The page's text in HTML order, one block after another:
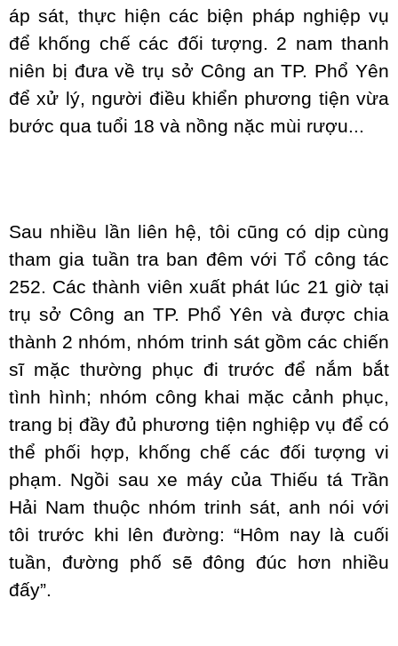
áp sát, thực hiện các biện pháp nghiệp vụ
để khống chế các đối tượng. 2 nam thanh
niên bị đưa về trụ sở Công an TP. Phổ Yên
để xử lý, người điều khiển phương tiện vừa
bước qua tuổi 18 và nồng nặc mùi rượu...
Sau nhiều lần liên hệ, tôi cũng có dịp cùng
tham gia tuần tra ban đêm với Tổ công tác
252. Các thành viên xuất phát lúc 21 giờ tại
trụ sở Công an TP. Phổ Yên và được chia
thành 2 nhóm, nhóm trinh sát gồm các chiến
sĩ mặc thường phục đi trước để nắm bắt
tình hình; nhóm công khai mặc cảnh phục,
trang bị đầy đủ phương tiện nghiệp vụ để có
thể phối hợp, khống chế các đối tượng vi
phạm. Ngồi sau xe máy của Thiếu tá Trần
Hải Nam thuộc nhóm trinh sát, anh nói với
tôi trước khi lên đường: “Hôm nay là cuối
tuần, đường phố sẽ đông đúc hơn nhiều
đấy”.